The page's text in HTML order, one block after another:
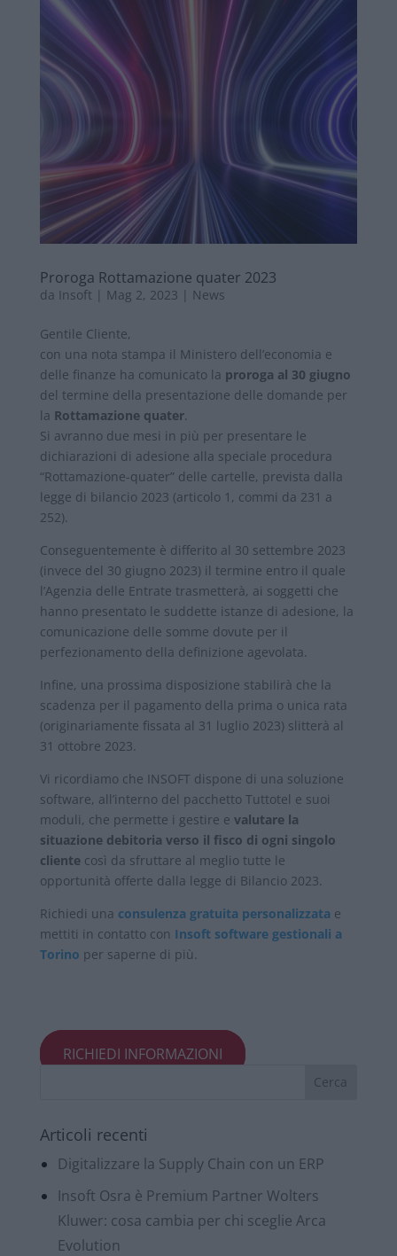
Proroga Rottamazione quater 2023
da Insoft | Mag 2, 2023 | News
Gentile Cliente,
con una nota stampa il Ministero dell’economia e
delle finanze ha comunicato la proroga al 30 giugno
del termine della presentazione delle domande per
la Rottamazione quater.
Si avranno due mesi in più per presentare le
dichiarazioni di adesione alla speciale procedura
“Rottamazione-quater” delle cartelle, prevista dalla
legge di bilancio 2023 (articolo 1, commi da 231 a
252).
Conseguentemente è differito al 30 settembre 2023
(invece del 30 giugno 2023) il termine entro il quale
l’Agenzia delle Entrate trasmetterà, ai soggetti che
hanno presentato le suddette istanze di adesione, la
comunicazione delle somme dovute per il
perfezionamento della definizione agevolata.
Infine, una prossima disposizione stabilirà che la
scadenza per il pagamento della prima o unica rata
(originariamente fissata al 31 luglio 2023) slitterà al
31 ottobre 2023.
Vi ricordiamo che INSOFT dispone di una soluzione
software, all’interno del pacchetto Tuttotel e suoi
moduli, che permette i gestire e valutare la
situazione debitoria verso il fisco di ogni singolo
clientecosì da sfruttare al meglio tutte le
opportunità offerte dalla legge di Bilancio 2023.
Richiedi una consulenza gratuita personalizzata e
mettiti in contatto con Insoft software gestionali a
Torino per saperne di più.
RICHIEDI INFORMAZIONI
Articoli recenti
Digitalizzare la Supply Chain con un ERP
Insoft Osra è Premium Partner Wolters
Kluwer: cosa cambia per chi sceglie Arca
Evolution